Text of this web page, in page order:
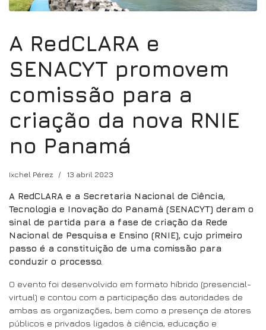
A RedCLARA e
SENACYT promovem
comissão para a
criação da nova RNIE
no Panamá
Ixchel Pérez 13 abril 2023
A RedCLARA e a Secretaria Nacional de Ciência,
Tecnologia e Inovação do Panamá (SENACYT) deram o
sinal de partida para a fase de criação da Rede
Nacional de Pesquisa e Ensino (RNIE), cujo primeiro
passo é a constituição de uma comissão para
conduzir o processo.
O evento foi desenvolvido em formato híbrido (presencial-
virtual) e contou com a participação das autoridades de
ambas as organizações, bem como a presença de atores
públicos e privados ligados à ciência, educação e